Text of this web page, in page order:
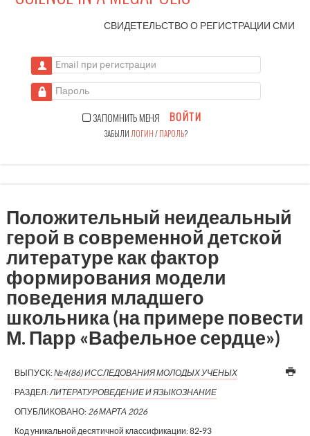
СВИДЕТЕЛЬСТВО О РЕГИСТРАЦИИСМИ
Email при регистрации
Пароль
ЗАПОМНИТЬ МЕНЯ ВОЙТИ
ЗАБЫЛИ ЛОГИН/ПАРОЛЬ?
Положительный неидеальный
герой в современной детской
литературе как фактор
формирования модели
поведения младшего
школьника (на примере повести
М. Парр «Вафельное сердце»)
ВЫПУСК:№4(86) ИССЛЕДОВАНИЯ МОЛОДЫХ УЧЕНЫХ
РАЗДЕЛ:ЛИТЕРАТУРОВЕДЕНИЕ И ЯЗЫКОЗНАНИЕ
ОПУБЛИКОВАНО: 26 МАРТА 2026
Код уникальной десятичной классификации:82-93